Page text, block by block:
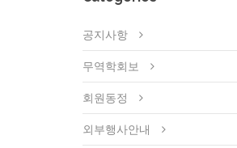
공지사항
무역학회보
회원동정
외부행사안내